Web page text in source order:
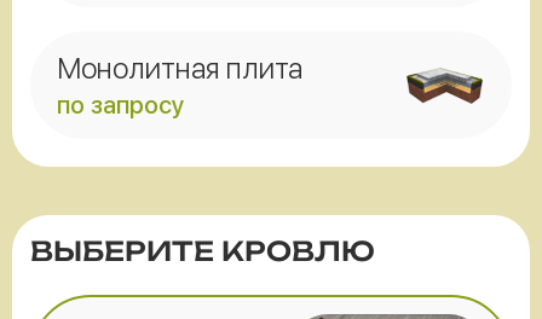
Монолитная плита
по запросу
ВЫБЕРИТЕ КРОВЛЮ